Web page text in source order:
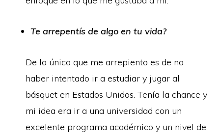
Te arrepentís de algo en tu vida?
De lo único que me arrepiento es de no
haber intentado ir a estudiar y jugar al
básquet en Estados Unidos. Tenía la chance y
mi idea era ir a una universidad con un
excelente programa académico y un nivel de